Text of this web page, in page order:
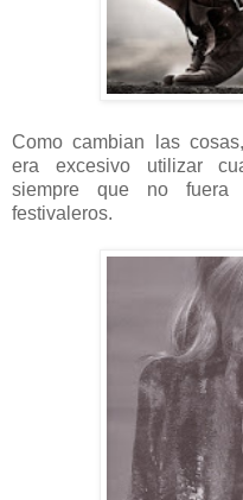
Como cambian las
era excesivo utilizar
siempre que no fuera
festivaleros.